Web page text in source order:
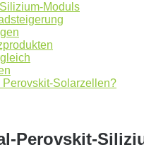
Annahme:
Moduls
Perovskit-Solarzellen?
Perovskit-